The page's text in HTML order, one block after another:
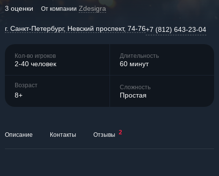
3 оценки От компании Zdesigra
г. Санкт-Петербург, Невский проспект, 74-76+7 (812) 643-23-04
Кол-во игроков
2-40 человек
Длительность
60 минут
Возраст
8+
Сложность
Простая
Описание Контакты Отзывы 2